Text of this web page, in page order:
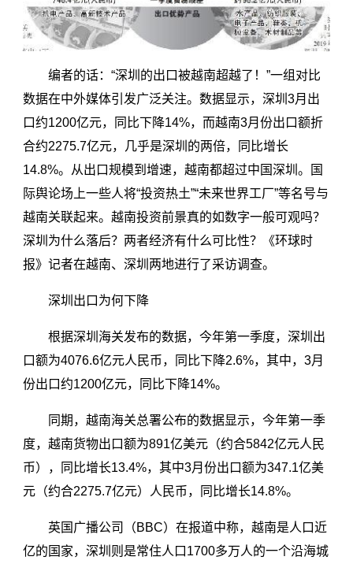
编者的话：“深圳的出口被越南超越了！”一组对比
数据在中外媒体引发广泛关注。数据显示，深圳3月出
口约1200亿元，同比下降14%，而越南3月份出口额折
合约2275.7亿元，几乎是深圳的两倍，同比增长
14.8%。从出口规模到增速，越南都超过中国深圳。国
际舆论场上一些人将“投资热土”“未来世界工厂”等名号与
越南关联起来。越南投资前景真的如数字一般可观吗？
深圳为什么落后？两者经济有什么可比性？《环球时
报》记者在越南、深圳两地进行了采访调查。
深圳出口为何下降
根据深圳海关发布的数据，今年第一季度，深圳出
口额为4076.6亿元人民币，同比下降2.6%，其中，3月
份出口约1200亿元，同比下降14%。
同期，越南海关总署公布的数据显示，今年第一季
度，越南货物出口额为891亿美元（约合5842亿元人民
币），同比增长13.4%，其中3月份出口额为347.1亿美
元（约合2275.7亿元）人民币，同比增长14.8%。
英国广播公司（BBC）在报道中称，越南是人口近
亿的国家，深圳则是常住人口1700多万人的一个沿海城